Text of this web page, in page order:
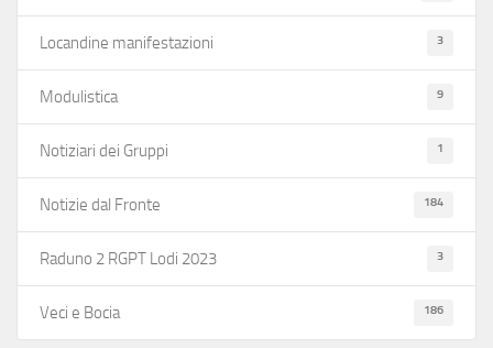
Locandine manifestazioni 3
Modulistica 9
Notiziari dei Gruppi 1
Notizie dal Fronte 184
Raduno 2 RGPT Lodi 2023 3
Veci e Bocia 186